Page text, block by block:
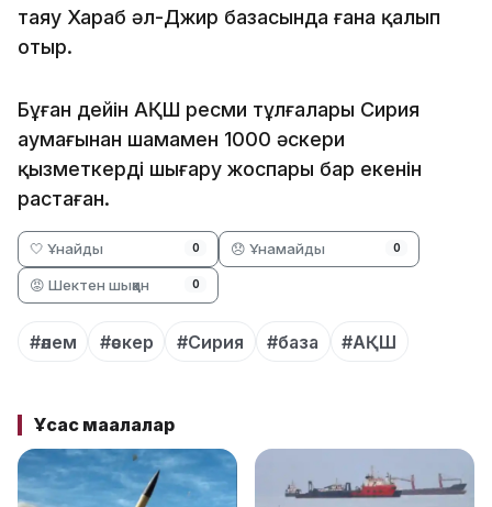
таяу Хараб әл-Джир базасында ғана қалып
отыр.
Бұған дейін АҚШ ресми тұлғалары Сирия
аумағынан шамамен 1000 әскери
қызметкерді шығару жоспары бар екенін
растаған.
🤍 Ұнайды 0 😞 Ұнамайды 0
😡 Шектен шыққан 0
#әлем #әскер #Сирия #база #АҚШ
Ұқсас мақалалар